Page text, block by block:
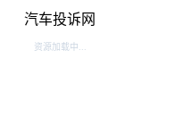
汽车投诉网
资源加载中...